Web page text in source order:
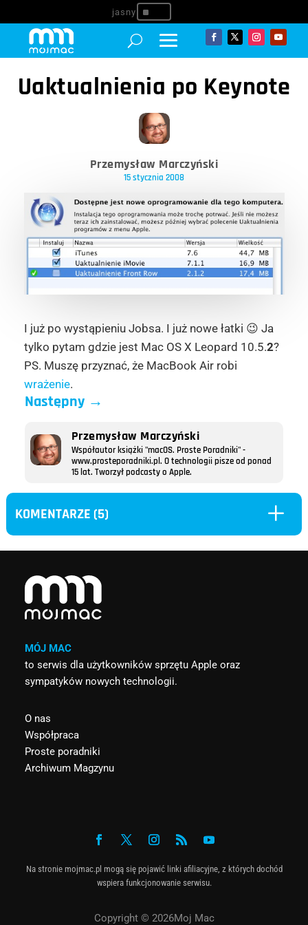
^
Uaktualnienia po Keynote
Przemysław Marczyński
15 stycznia 2008
I już po wystąpieniu Jobsa. I już nowe łatki 😉 Ja
tylko pytam gdzie jest Mac OS X Leopard 10.5.2?
PS. Muszę przyznać, że MacBook Air robi
wrażenie.
Następny→
Przemysław Marczyński
Współautor książki "macOS. Proste Poradniki" -
www.prosteporadniki.pl. O technologii pisze od ponad
15 lat. Tworzył podcasty o Apple.
KOMENTARZE (5) L
MÓJ MAC
to serwis dla użytkowników sprzętu Apple oraz
sympatyków nowych technologii.
O nas
Współpraca
Proste poradniki
Archiwum Magzynu
Na stronie mojmac.pl mogą się pojawić linki afiliacyjne, z których dochód
wspiera funkcjonowanie serwisu.
Copyright © 2026Moj Mac